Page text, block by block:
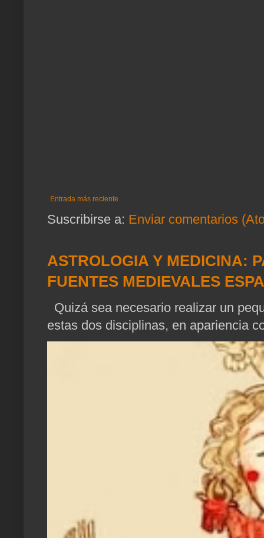
Entrada más reciente
Suscribirse a: Enviar comentarios
ASTROLOGIA Y MEDICINA:
FUENTES MEDIEVALES
Quizá sea necesario realizar un
estas dos disciplinas, en apariencia